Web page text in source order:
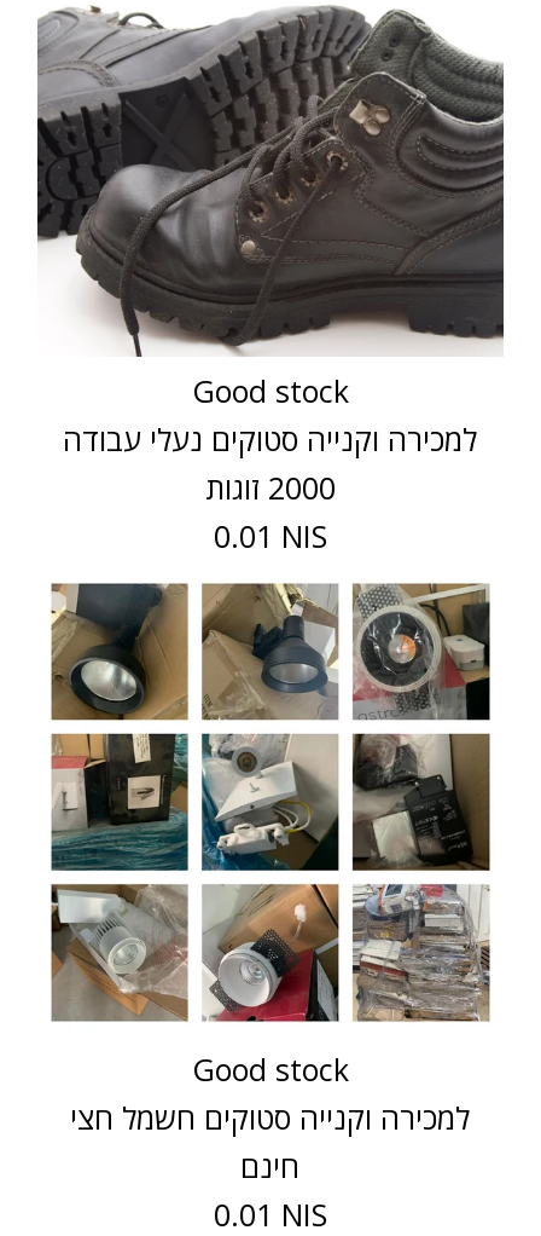
Good stock
למכירה וקנייה סטוקים נעלי עבודה
2000 זוגות
0.01 NIS
Good stock
למכירה וקנייה סטוקים חשמל חצי
חינם
0.01 NIS